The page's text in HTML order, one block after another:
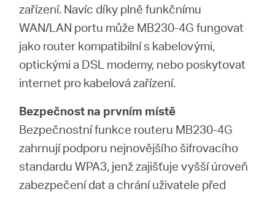
zařízení. Navíc díky plně funkčnímu
WAN/LAN portu může MB230-4G fungovat
jako router kompatibilní s kabelovými,
optickými a DSL modemy, nebo poskytovat
internet pro kabelová zařízení.
Bezpečnost na prvním místě
Bezpečnostní funkce routeru MB230-4G
zahrnují podporu nejnovějšího šifrovacího
standardu WPA3, jenž zajišťuje vyšší úroveň
zabezpečení dat a chrání uživatele před